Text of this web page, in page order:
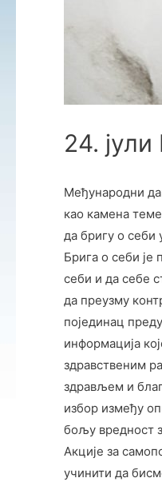
24.
Међународни
као камена
да бригу о себи
Брига о себи је
себи и да себе
да преузму
појединац
информација
здравственим
здрављем и
избор између
бољу вредност
Акције за
учинити да